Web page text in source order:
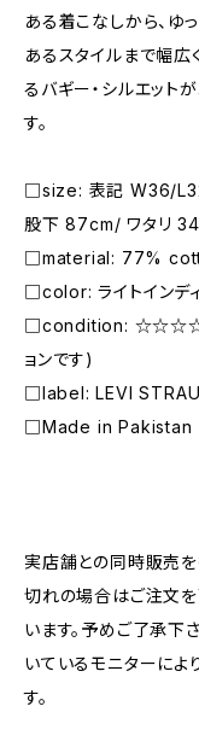
ある着こなしから、ゆ
あるスタイルまで幅広
るバギー・シルエット
す。
□size: 表記 W36/
股下 87cm/ ワタリ
□material: 77%
□color: ライトインデ
□condition: ☆☆☆☆☆(
ョンです)
□label: LEVI
□Made in Pakistan
実店舗との同時販売を
切れの場合はご注文
います。予めご了承下
いているモニターに
す。